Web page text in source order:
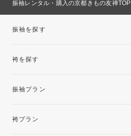
振袖レンタル・購入の京都きもの友禅TOP
振袖を探す
袴を探す
振袖プラン
レンタルプラン
袴プラン